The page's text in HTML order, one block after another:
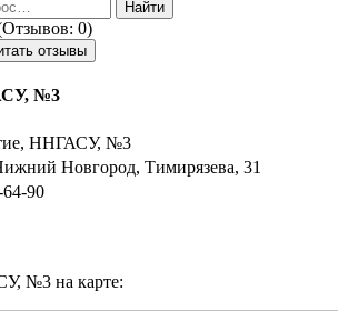
0)
отзывы
№3
ННГАСУ, №3
Новгород, Тимирязева, 31
90
№3 на карте: